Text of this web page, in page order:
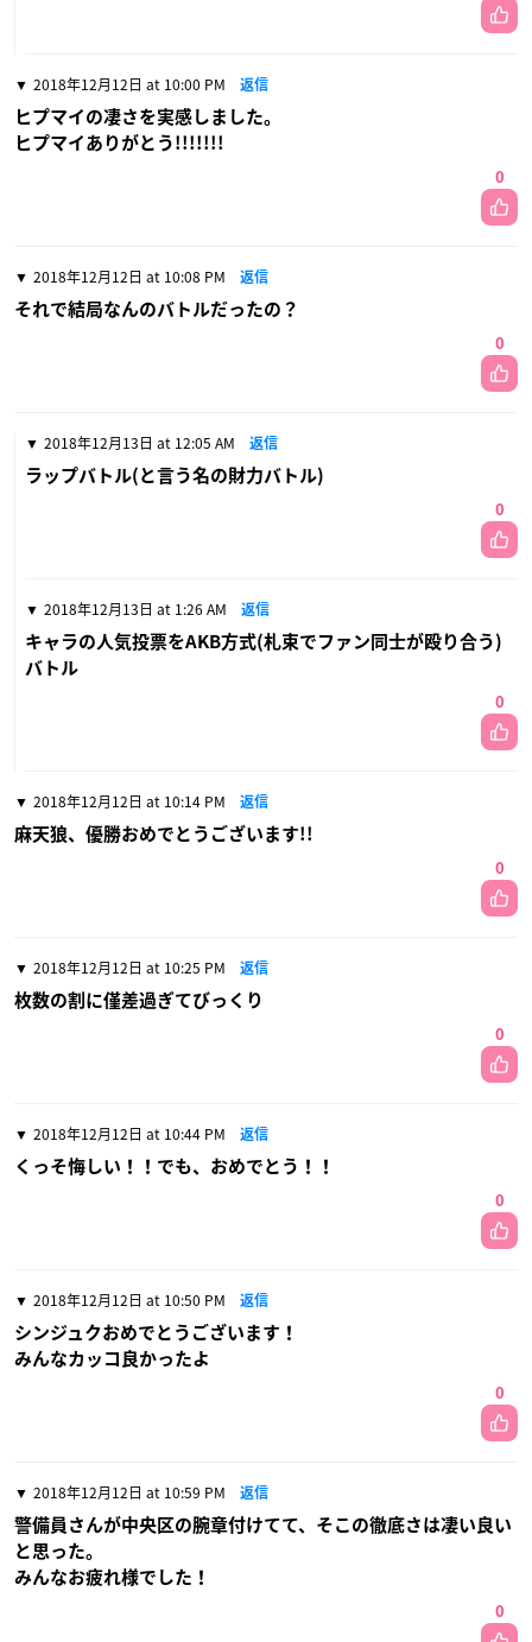
2018年12月12日 at 10:00 PM 返信
ヒプマイの凄さを実感しました。
ヒプマイありがとう!!!!!!!
0
2018年12月12日 at 10:08 PM 返信
それで結局なんのバトルだったの？
0
2018年12月13日 at 12:05 AM 返信
ラップバトル(と言う名の財力バトル)
0
2018年12月13日 at 1:26 AM 返信
キャラの人気投票をAKB方式(札束でファン同士が殴り合う)
バトル
0
2018年12月12日 at 10:14 PM 返信
麻天狼、優勝おめでとうございます!!
0
2018年12月12日 at 10:25 PM 返信
枚数の割に僅差過ぎてびっくり
0
2018年12月12日 at 10:44 PM 返信
くっそ悔しい！！でも、おめでとう！！
0
2018年12月12日 at 10:50 PM 返信
シンジュクおめでとうございます！
みんなカッコ良かったよ
0
2018年12月12日 at 10:59 PM 返信
警備員さんが中央区の腕章付けてて、そこの徹底さは凄い良い
と思った。
みんなお疲れ様でした！
0